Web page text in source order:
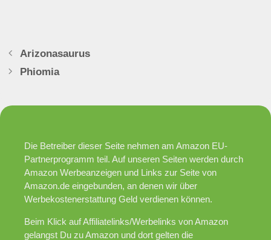
Arizonasaurus
Phiomia
Die Betreiber dieser Seite nehmen am Amazon EU-
Partnerprogramm teil. Auf unseren Seiten werden durch
Amazon Werbeanzeigen und Links zur Seite von
Amazon.de eingebunden, an denen wir über
Werbekostenerstattung Geld verdienen können.
Beim Klick auf Affiliatelinks/Werbelinks von Amazon
gelangst Du zu Amazon und dort gelten die